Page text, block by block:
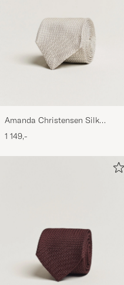
Amanda Christensen Silk
Grenadine 8 cm Tie Beige
1 149,-